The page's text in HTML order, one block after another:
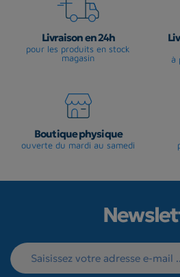
Livraison en 24h
pour les produits en stock
magasin
à
Boutique physique
ouverte du mardi au samedi